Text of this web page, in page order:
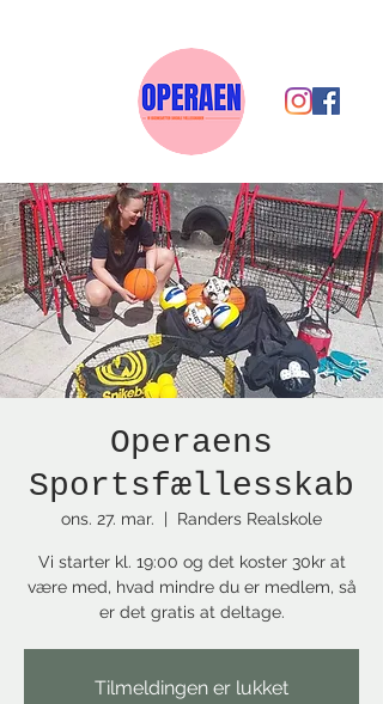
Operaens
Sportsfællesskab
ons. 27. mar.
  |
Randers Realskole
Vi starter kl. 19:00 og det koster 30kr at
være med, hvad mindre du er medlem, så
Tilmeldingen er lukket